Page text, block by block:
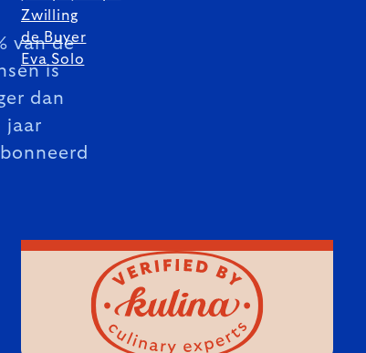
van de
is
dan
jaar
Zwilling
de Buyer
Eva Solo